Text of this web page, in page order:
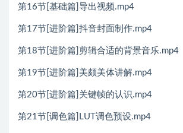
第16节[基础篇]导出视频.mp4
第17节[进阶篇]抖音封面制作.mp4
第18节[进阶篇]剪辑合适的背景音乐.mp4
第19节[进阶篇]美颇美体讲解.mp4
第20节[进阶篇]关键帧的认识.mp4
第21节[调色篇]LUT调色预设.mp4